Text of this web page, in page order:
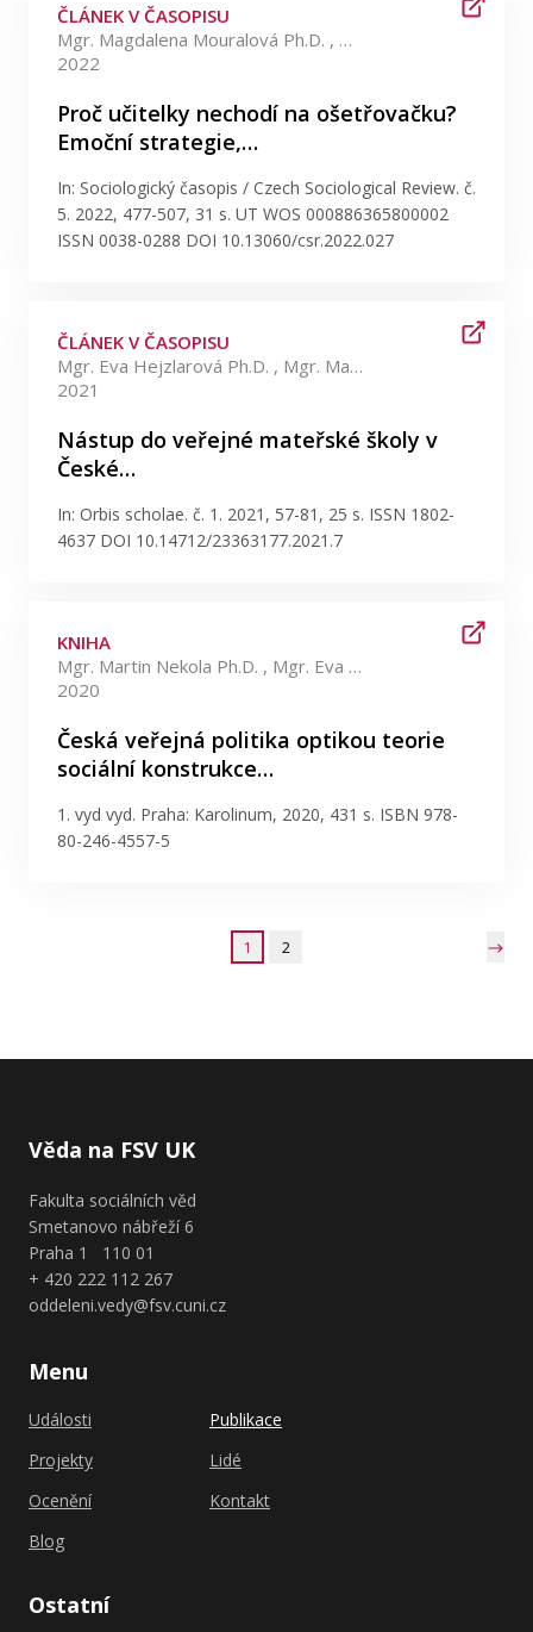
ČLÁNEK V ČASOPISU
Mgr. Magdalena Mouralová Ph.D. , Mgr. Eva Hejzlarová Ph.D.
2022
Proč učitelky nechodí na ošetřovačku?
Emoční strategie,…
In: Sociologický časopis / Czech Sociological Review. č.
5. 2022, 477-507, 31 s. UT WOS 000886365800002
ISSN 0038-0288 DOI 10.13060/csr.2022.027
ČLÁNEK V ČASOPISU
Mgr. Eva Hejzlarová Ph.D. , Mgr. Magdalena Mouralová Ph.D. +1 více
2021
Nástup do veřejné mateřské školy v
České…
In: Orbis scholae. č. 1. 2021, 57-81, 25 s. ISSN 1802-
4637 DOI 10.14712/23363177.2021.7
KNIHA
Mgr. Martin Nekola Ph.D. , Mgr. Eva Hejzlarová Ph.D. +11 více
2020
Česká veřejná politika optikou teorie
sociální konstrukce…
1. vyd vyd. Praha: Karolinum, 2020, 431 s. ISBN 978-
80-246-4557-5
1 2
Věda na FSV UK
Fakulta sociálních věd
Smetanovo nábřeží 6
Praha 1 110 01
+ 420 222 112 267
oddeleni.vedy@fsv.cuni.cz
Menu
Události
Projekty
Ocenění
Blog
Publikace
Lidé
Kontakt
Ostatní